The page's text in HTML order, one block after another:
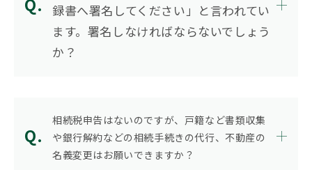
【遺産分割協議書の5つの提出
先】手続きの内容と提出期限を解
偶者・子・兄弟姉妹の相続順位と
除外される場合
録書へ署名してください」と言われてい
ます。署名しなければならないでしょう
か？
相続税申告はないのですが、戸籍など書類収集
や銀行解約などの相続手続きの代行、不動産の
名義変更はお願いできますか？